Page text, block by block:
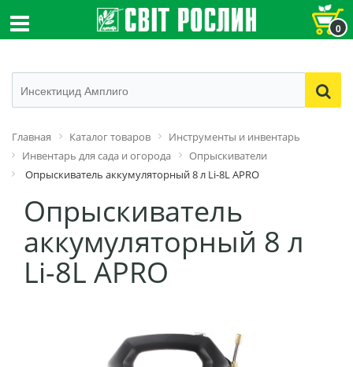
0
Главная Каталог товаров
Инструменты и инвентарь
Инвентарь для сада и огорода
Опрыскиватели
Опрыскиватель аккумуляторный 8 л Li-8L APRO
Опрыскиватель
аккумуляторный 8 л
Li-8L APRO